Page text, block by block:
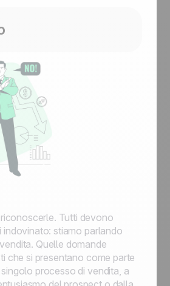
Tutti devono
indovinato: stiamo parlando
Quelle domande
che si presentano come parte
processo di vendita, a